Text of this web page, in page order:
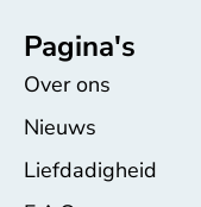
Pagina's
Over ons
Nieuws
Liefdadigheid